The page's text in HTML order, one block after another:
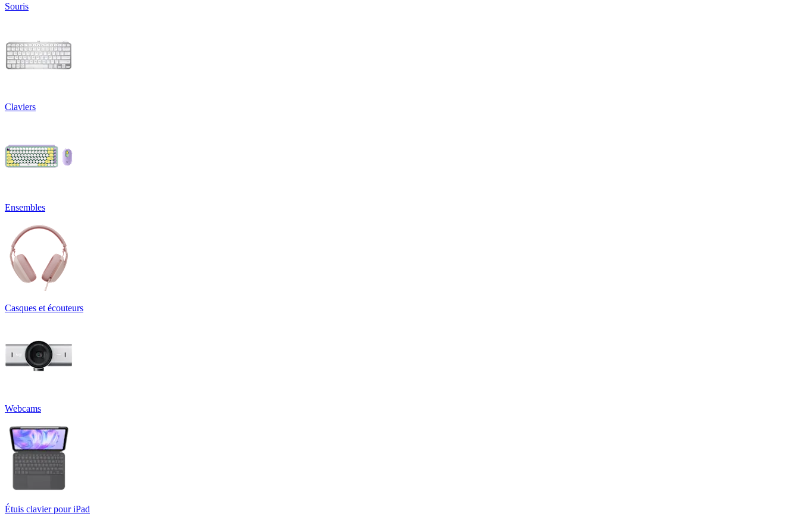
Souris
Claviers
Ensembles
Casques et écouteurs
Webcams
Étuis clavier pour iPad